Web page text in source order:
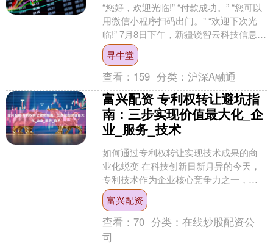
“您好，欢迎光临!” “付款成功。” “您可以
用微信小程序扫码出门。” “欢迎下次光
临!” 7月8日下午，新疆锐智云科技信息服
务有限公司员工邓志强通过电脑屏幕
的....
寻牛堂
查看： 159 分类：沪深A融通
富兴配资 专利权转让避坑指
南：三步实现价值最大化_企
业_服务_技术
如何通过专利权转让实现技术成果的商
业化蜕变 在科技创新日新月异的今天，
专利技术作为企业核心竞争力之一，其
价值转化途径备受关注。而专利权转让
作为一种常见的技术转移....
富兴配资
查看：70 分类：在线炒股配资公
司